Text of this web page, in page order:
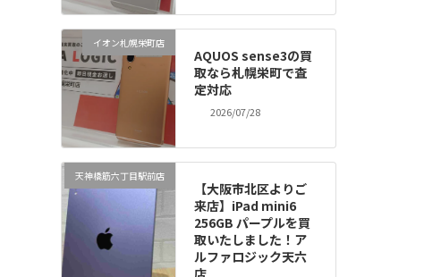
イオン札幌栄町店
AQUOS sense3の買
取なら札幌栄町で査
定対応
2026/07/28
天神橋筋六丁目駅前店
【大阪市北区よりご
来店】iPad mini6
256GB パープルを買
取いたしました！ア
ルファロジック天六
店